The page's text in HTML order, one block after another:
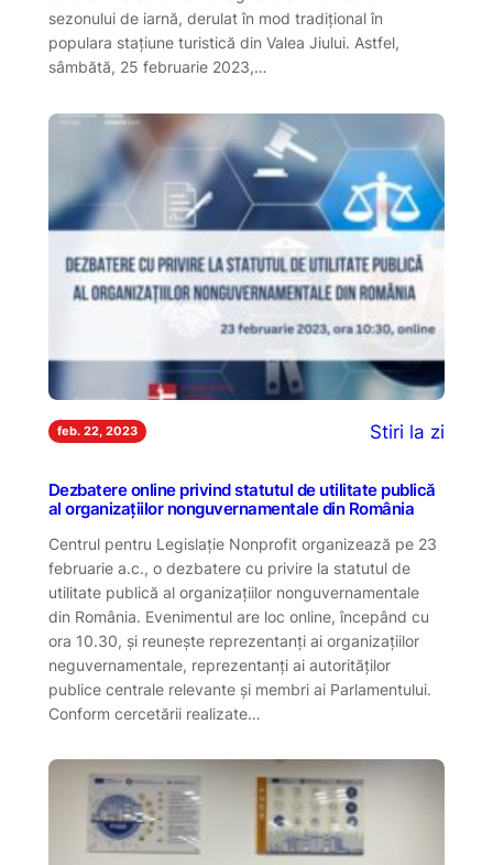
sezonului de iarnă, derulat în mod tradițional în
populara stațiune turistică din Valea Jiului. Astfel,
sâmbătă, 25 februarie 2023,…
feb. 22, 2023 Stiri la zi
Dezbatere online privind statutul de utilitate publică
al organizațiilor nonguvernamentale din România
Centrul pentru Legislație Nonprofit organizează pe 23
februarie a.c., o dezbatere cu privire la statutul de
utilitate publică al organizațiilor nonguvernamentale
din România. Evenimentul are loc online, începând cu
ora 10.30, și reunește reprezentanți ai organizaţiilor
neguvernamentale, reprezentanți ai autorităţilor
publice centrale relevante și membri ai Parlamentului.
Conform cercetării realizate…